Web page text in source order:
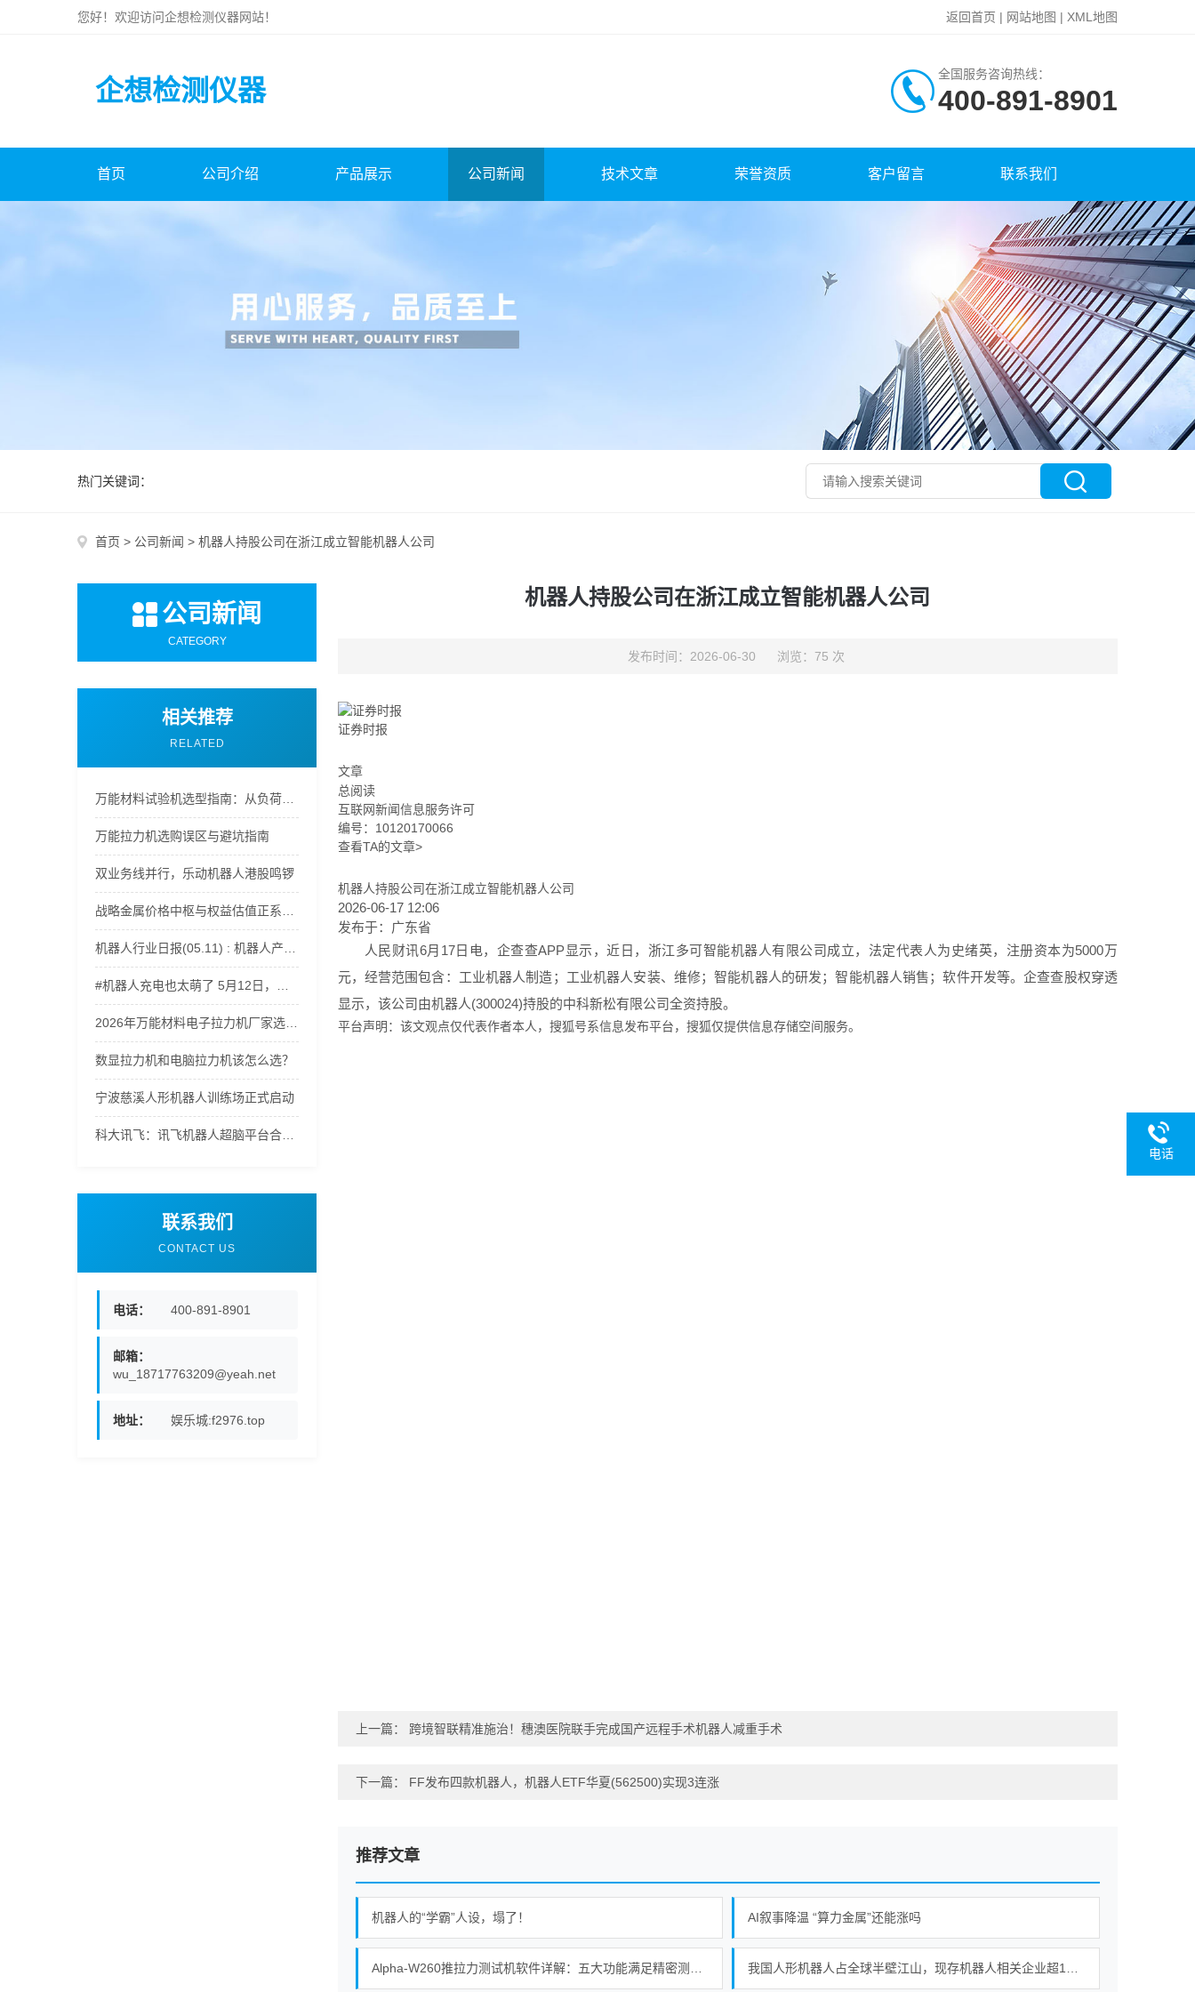
您好！欢迎访问企想检测仪器网站！ 返回首页 | 网站地图 | XML地图
企想检测仪器
全国服务咨询热线：
400-891-8901
首页 公司介绍 产品展示 公司新闻 技术文章 荣誉资质 客户留言 联系我们
热门关键词：
首页 > 公司新闻 > 机器人持股公司在浙江成立智能机器人公司
公司新闻
CATEGORY
相关推荐
RELATED
万能拉力机选购误区与避坑指南
双业务线并行，乐动机器人港股鸣锣
数显拉力机和电脑拉力机该怎么选？
宁波慈溪人形机器人训练场正式启动
联系我们
CONTACT US
电话： 400-891-8901
邮箱：
wu_18717763209@yeah.net
地址： 娱乐城:f2976.top
机器人持股公司在浙江成立智能机器人公司
发布时间：2026-06-30 浏览：75 次
证券时报
文章
总阅读
互联网新闻信息服务许可
编号：10120170066
查看TA的文章>
机器人持股公司在浙江成立智能机器人公司
2026-06-17 12:06
发布于： 广东省
人民财讯6月17日电，企查查APP显示，近日，浙江多可智能机器人有限公司成立，法定代表人为史绪英，注册资本为5000万
元，经营范围包含：工业机器人制造；工业机器人安装、维修；智能机器人的研发；智能机器人销售；软件开发等。企查查股权穿透
显示，该公司由机器人(300024)持股的中科新松有限公司全资持股。
平台声明：该文观点仅代表作者本人，搜狐号系信息发布平台，搜狐仅提供信息存储空间服务。
上一篇： 跨境智联精准施治！穗澳医院联手完成国产远程手术机器人减重手术
下一篇： FF发布四款机器人，机器人ETF华夏(562500)实现3连涨
推荐文章
机器人的“学霸”人设，塌了！ AI叙事降温 “算力金属”还能涨吗
电话